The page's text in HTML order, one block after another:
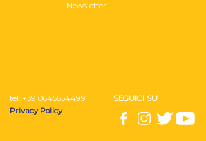
- Newsletter
tel: ‭+39 0645654499
Privacy Policy
SEGUICI SU